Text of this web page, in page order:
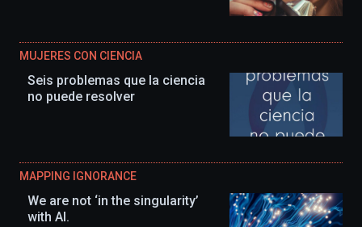
MUJERES CON CIENCIA
Seis problemas que la ciencia
no puede resolver
MAPPING IGNORANCE
We are not ‘in the singularity’
with AI.